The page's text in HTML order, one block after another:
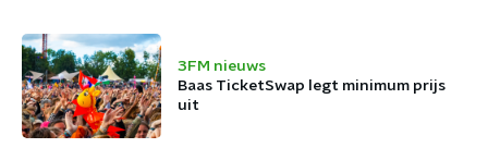
3FM nieuws
Baas TicketSwap legt minimum prijs
uit